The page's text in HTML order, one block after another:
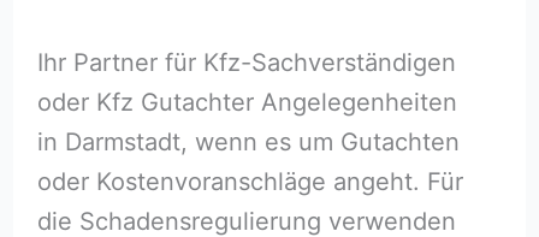
Ihr Partner für Kfz-Sachverständigen
oder Kfz Gutachter Angelegenheiten
in Darmstadt, wenn es um Gutachten
oder Kostenvoranschläge angeht. Für
die Schadensregulierung verwenden